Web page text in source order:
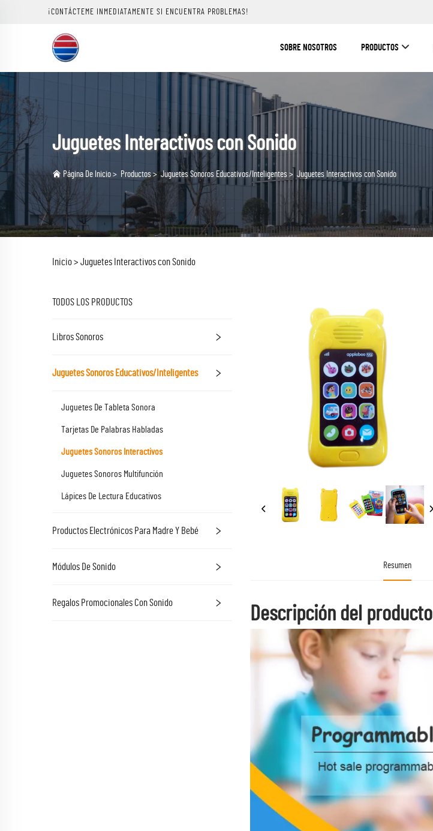
¡CONTÁCTEME INMEDIATAMENTE SI ENCUENTRA PROBLEMAS!
SOBRE NOSOTROS PRODUCTOS
Juguetes Interactivos con Sonido
Página De Inicio > Productos>Juguetes Sonoros Educativos/Inteligentes > Juguetes Interactivos con Sonido
Inicio > Juguetes Interactivos con Sonido
TODOS LOS PRODUCTOS
Libros Sonoros
Juguetes Sonoros Educativos/Inteligentes
Juguetes De Tableta Sonora
Tarjetas De Palabras Habladas
Juguetes Sonoros Interactivos
Juguetes Sonoros Multifunción
Lápices De Lectura Educativos
Productos Electrónicos Para Madre Y Bebé
Módulos De Sonido
Regalos Promocionales Con Sonido
Resumen
Descripción del producto